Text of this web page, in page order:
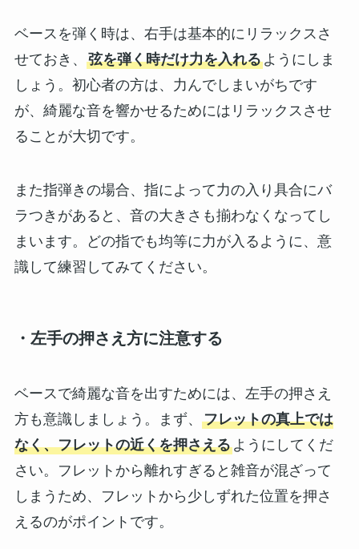
ベースを弾く時は、右手は基本的にリラックスさ
せておき、 弦を弾く時だけ力を入れるようにしま
しょう。初心者の方は、力んでしまいがちです
が、綺麗な音を響かせるためにはリラックスさせ
ることが大切です。
また指弾きの場合、指によって力の入り具合にバ
ラつきがあると、音の大きさも揃わなくなってし
まいます。どの指でも均等に力が入るように、意
識して練習してみてください。
・左手の押さえ方に注意する
ベースで綺麗な音を出すためには、左手の押さえ
方も意識しましょう。まず、 フレットの真上では
なく、フレットの近くを押さえるようにしてくだ
さい。フレットから離れすぎると雑音が混ざって
しまうため、フレットから少しずれた位置を押さ
えるのがポイントです。